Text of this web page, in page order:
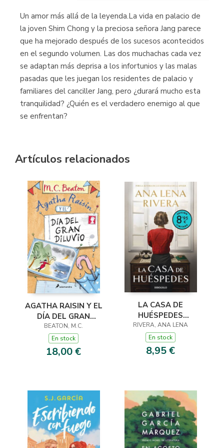
Un amor más allá de la leyenda.La vida en palacio de
la joven Shim Chong y la preciosa señora Jang parece
que ha mejorado después de los sucesos acontecidos
en el segundo volumen. Las dos muchachas cada vez
se adaptan más deprisa a los infortunios y las malas
pasadas que les juegan los residentes de palacio y
familiares del canciller Jang, pero ¿durará mucho esta
tranquilidad? ¿Quién es el verdadero enemigo al que
se enfrentan?
Artículos relacionados
AGATHA RAISIN Y EL
DÍA DEL GRAN
DILUVIO (AGATHA
RAISIN 12)
BEATON, M.C.
En stock
18,00 €
LA CASA DE
HUÉSPEDES
(EDICIÓN LIMITADA ·
VERANO)
RIVERA, ANA LENA
En stock
8,95 €